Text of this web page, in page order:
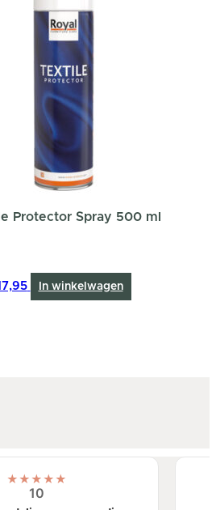
Protector Spray 500 ml
In winkelwagen
★★★★★
10